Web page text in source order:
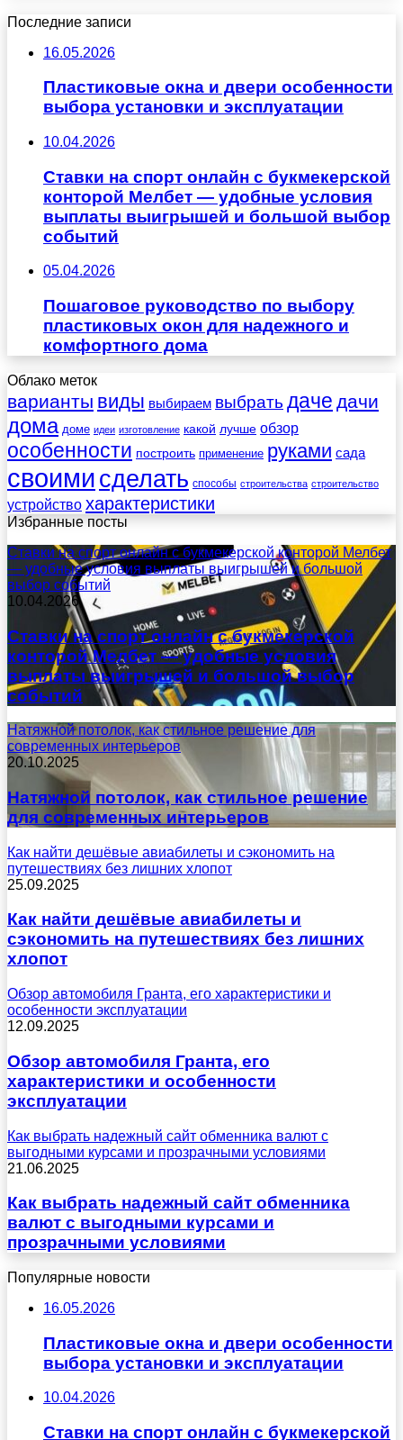
Последние записи
16.05.2026
Пластиковые окна и двери особенности
выбора установки и эксплуатации
10.04.2026
Ставки на спорт онлайн с букмекерской
конторой Мелбет — удобные условия
выплаты выигрышей и большой выбор
событий
05.04.2026
Пошаговое руководство по выбору
пластиковых окон для надежного и
комфортного дома
Облако меток
варианты виды выбираем выбрать даче дачи
дома доме идеи изготовление какой лучше обзор
особенности построить применение руками сада
своими сделать способы строительства строительство
устройство характеристики
Избранные посты
Ставки на спорт онлайн с букмекерской конторой Мелбет
— удобные условия выплаты выигрышей и большой
выбор событий
10.04.2026
Ставки на спорт онлайн с букмекерской
конторой Мелбет — удобные условия
выплаты выигрышей и большой выбор
событий
Натяжной потолок, как стильное решение для
современных интерьеров
20.10.2025
Натяжной потолок, как стильное решение
для современных интерьеров
Как найти дешёвые авиабилеты и сэкономить на
путешествиях без лишних хлопот
25.09.2025
Как найти дешёвые авиабилеты и
сэкономить на путешествиях без лишних
хлопот
Обзор автомобиля Гранта, его характеристики и
особенности эксплуатации
12.09.2025
Обзор автомобиля Гранта, его
характеристики и особенности
эксплуатации
Как выбрать надежный сайт обменника валют с
выгодными курсами и прозрачными условиями
21.06.2025
Как выбрать надежный сайт обменника
валют с выгодными курсами и
прозрачными условиями
Популярные новости
16.05.2026
Пластиковые окна и двери особенности
выбора установки и эксплуатации
10.04.2026
Ставки на спорт онлайн с букмекерской